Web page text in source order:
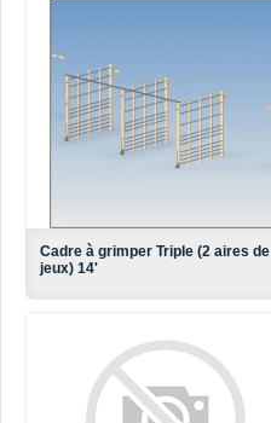
Cadre à grimper Triple (2 aires de
jeux) 14'